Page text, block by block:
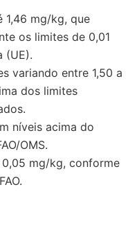
1,46 mg/kg, que
os limites de 0,01
(UE).
variando entre 1,50 a
dos limites
níveis acima do
OMS.
mg/kg, conforme